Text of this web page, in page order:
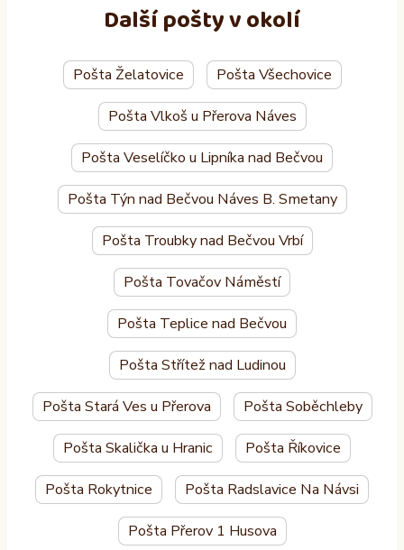
Další pošty v okolí
Pošta Želatovice Pošta Všechovice
Pošta Vlkoš u Přerova Náves
Pošta Veselíčko u Lipníka nad Bečvou
Pošta Týn nad Bečvou Náves B. Smetany
Pošta Troubky nad Bečvou Vrbí
Pošta Tovačov Náměstí
Pošta Teplice nad Bečvou
Pošta Střítež nad Ludinou
Pošta Stará Ves u Přerova Pošta Soběchleby
Pošta Skalička u Hranic Pošta Říkovice
Pošta Rokytnice Pošta Radslavice Na Návsi
Pošta Přerov 1 Husova